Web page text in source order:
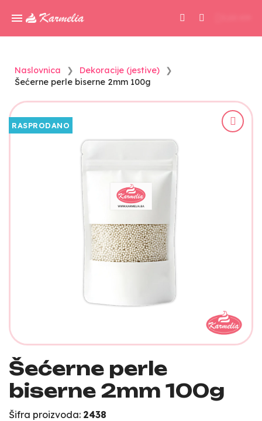
Naslovnica
Dekoracije (jestive)
Šećerne perle biserne 2mm 100g
RASPRODANO
Šećerne perle
biserne 2mm 100g
Šifra proizvoda: 2438